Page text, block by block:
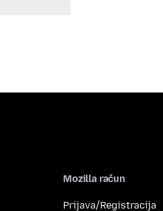
Mozilla račun
Prijava/Registracija